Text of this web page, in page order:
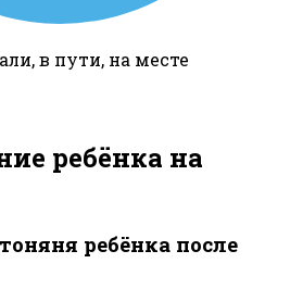
в пути, на месте
ребёнка на
ребёнка после